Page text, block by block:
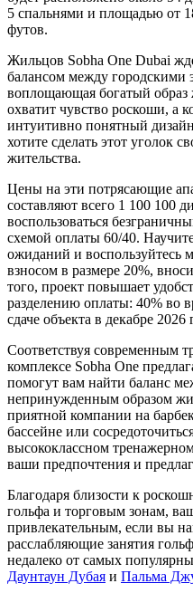
5 спальнями и площадью от
футов.
Жильцов Sobha One Dubai
балансом между городскими
воплощающая богатый
охватит чувство роскоши, а
интуитивно понятный
хотите сделать этот уголок
жительства.
Цены на эти потрясающие
составляют всего 1 100 100
воспользоваться
схемой оплаты 60/40.
ожиданий и
взносом в размере 20%,
того, проект повышает
разделению оплаты: 40% во
сдаче объекта в декабре 2026
Соответствуя современным
комплексе Sobha One
помогут вам найти баланс
непринужденным образом
приятной компании на
бассейне или
высококлассном
ваши предпочтения и
Благодаря близости к
гольфа и торговым зонам,
привлекательным, если вы
расслабляющие занятия
недалеко от самых
Даунтаун Дубая и Пальма